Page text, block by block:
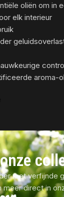
oliën om in
elk interieur
aroma-
met verfijnde
meer direct in